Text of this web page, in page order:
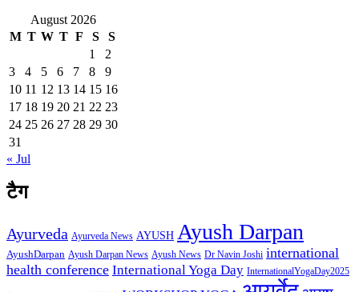
August 2026
M T W T F S
S
1
2
3
4 5 6 7 8
9
10 11 12 13 14 15 16
17 18 19 20 21 22 23
24 25 26 27 28 29 30
31
« Jul
टैग
Ayurveda Ayurveda News AYUSH Ayush Darpan
AyushDarpan Ayush Darpan News Ayush News Dr Navin Joshi international
health conference International Yoga Day InternationalYogaDay2025